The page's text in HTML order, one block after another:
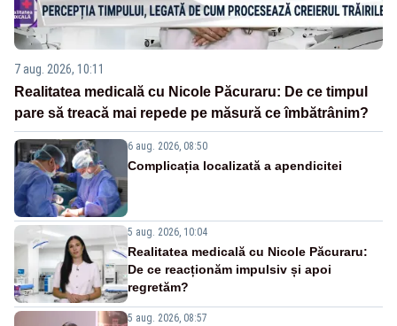
7 aug. 2026, 10:11
Realitatea medicală cu Nicole Păcuraru: De ce timpul
pare să treacă mai repede pe măsură ce îmbătrânim?
6 aug. 2026, 08:50
Complicația localizată a apendicitei
5 aug. 2026, 10:04
Realitatea medicală cu Nicole Păcuraru:
De ce reacționăm impulsiv și apoi
regretăm?
5 aug. 2026, 08:57